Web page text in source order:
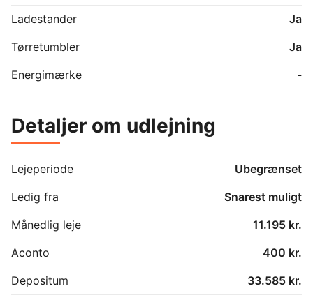
Ladestander
Ja
Tørretumbler
Ja
Energimærke
-
Detaljer om udlejning
Lejeperiode
Ubegrænset
Ledig fra
Snarest muligt
Månedlig leje
11.195 kr.
Aconto
400 kr.
Depositum
33.585 kr.